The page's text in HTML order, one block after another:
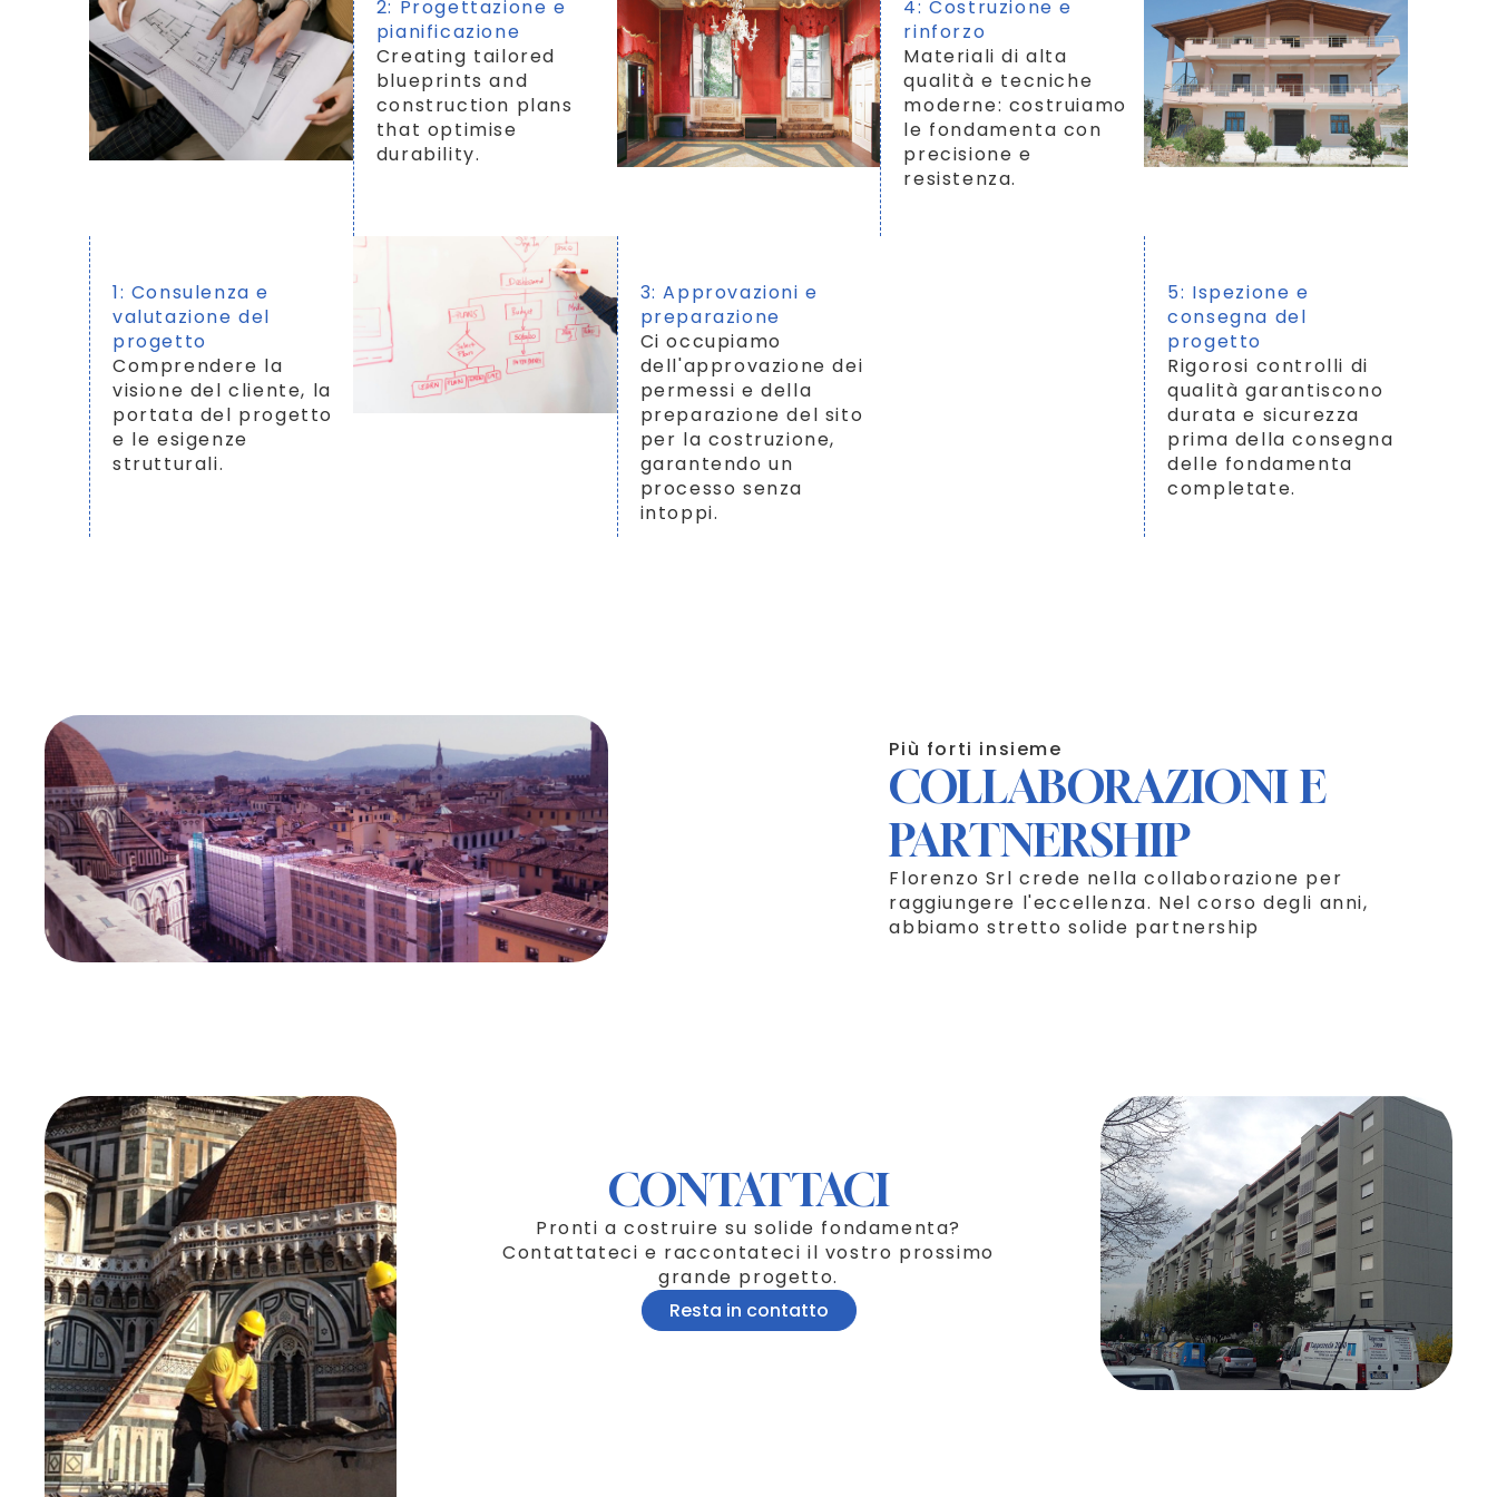
1: Consulenza e
valutazione del
progetto
Comprendere la
visione del cliente, la
portata del progetto
e le esigenze
strutturali.
3: Approvazioni e
preparazione
Ci occupiamo
dell'approvazione dei
permessi e della
preparazione del sito
per la costruzione,
garantendo un
processo senza
intoppi.
5: Ispezione e
consegna del
progetto
Rigorosi controlli di
qualità garantiscono
durata e sicurezza
prima della consegna
delle fondamenta
completate.
2: Progettazione e
pianificazione
Creating tailored
blueprints and
construction plans
that optimise
durability.
4: Costruzione e
rinforzo
Materiali di alta
qualità e tecniche
moderne: costruiamo
le fondamenta con
precisione e
resistenza.
Più forti insieme
COLLABORAZIONI E
PARTNERSHIP
Florenzo Srl crede nella collaborazione per
raggiungere l'eccellenza. Nel corso degli anni,
abbiamo stretto solide partnership
CONTATTACI
Pronti a costruire su solide fondamenta?
Contattateci e raccontateci il vostro prossimo
grande progetto.
Resta in contatto